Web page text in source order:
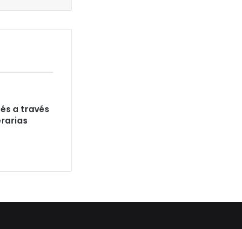
a través